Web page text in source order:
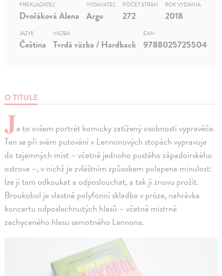
O TITULE
Je to ovšem portrét komicky zatížený osobností vypravěče.
Ten se při svém putování v Lennonových stopách vypravuje
do tajemných míst – včetně jednoho pustého západoirského
ostrova –, v nichž je zvláštním způsobem polapena minulost:
lze ji tam odkoukat a odposlouchat, a tak ji znovu prožít.
Broukobol je vlastně polyfonní skladba v próze, nahrávka
koncertu odposlechnutých hlasů – včetně mistrně
zachyceného hlasu samotného Lennona.
PREKLADATEĽ
Dvořáková Alena
VYDAVATEĽ
Argo
POČET STRÁN
272
ROK VYDANIA
2018
JAZYK
Čeština
VÄZBA
Tvrdá väzba / Hardback
EAN
9788025725504